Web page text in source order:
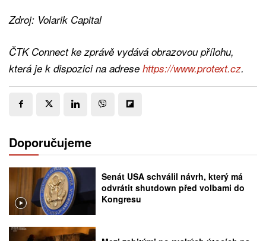
Zdroj: Volarik Capital
ČTK Connect ke zprávě vydává obrazovou přílohu,
která je k dispozici na adrese https://www.protext.cz.
Doporučujeme
Senát USA schválil návrh, který má
odvrátit shutdown před volbami do
Kongresu